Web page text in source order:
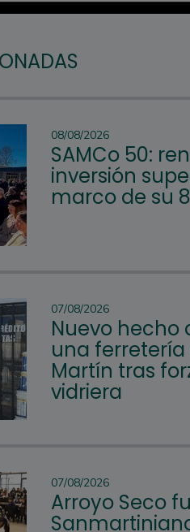
08/08/2026
SAMCo 50:
inversión
marco de su
07/08/2026
Nuevo hecho
una ferretería
Martín tras
vidriera
07/08/2026
Arroyo Seco